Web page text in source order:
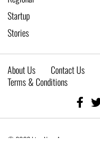
Startup
Stories
About Us Contact Us
Terms & Conditions
© 2026 Live New Age